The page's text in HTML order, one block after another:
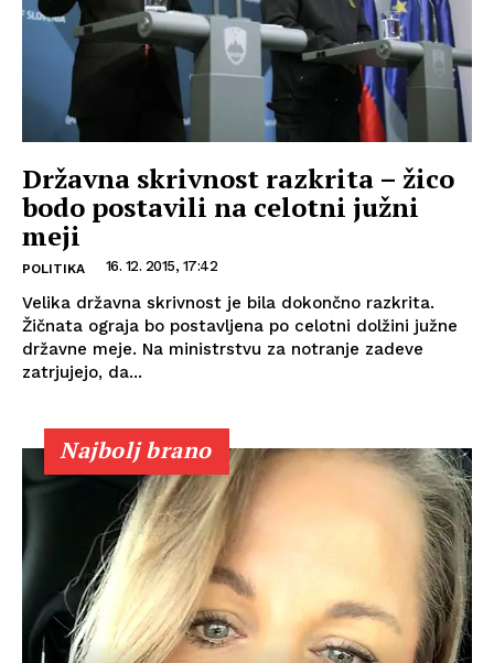
Državna skrivnost razkrita – žico
bodo postavili na celotni južni
meji
POLITIKA 16. 12. 2015, 17:42
Velika državna skrivnost je bila dokončno razkrita.
Žičnata ograja bo postavljena po celotni dolžini južne
državne meje. Na ministrstvu za notranje zadeve
zatrjujejo, da...
Najbolj brano